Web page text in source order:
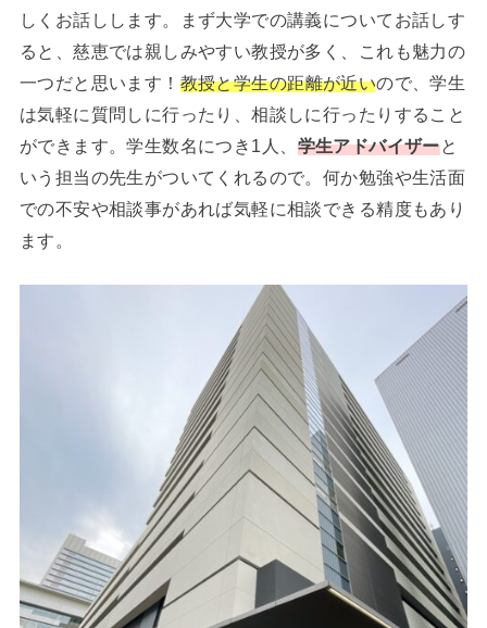
しくお話しします。まず大学での講義についてお話しす
ると、慈恵では親しみやすい教授が多く、これも魅力の
一つだと思います！ 教授と学生の距離が近いので、学生
は気軽に質問しに行ったり、相談しに行ったりすること
ができます。学生数名につき1人、 学生アドバイザーと
いう担当の先生がついてくれるので。何か勉強や生活面
での不安や相談事があれば気軽に相談できる精度もあり
ます。